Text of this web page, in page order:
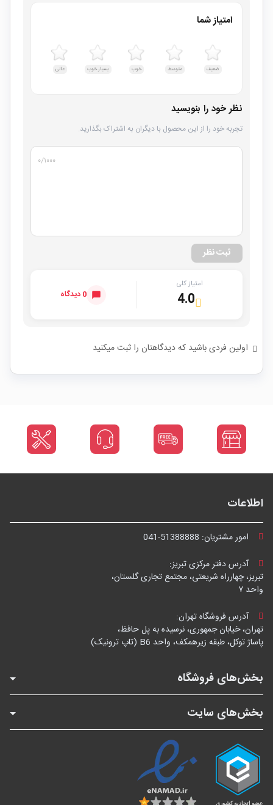
امتیاز شما
ضعیف متوسط خوب بسیار خوب عالی
نظر خود را بنویسید
تجربه خود را از این محصول با دیگران به اشتراک بگذارید.
۰/۱۰۰۰
ثبت نظر
امتیاز کلی
4.0 0 دیدگاه
اولین فردی باشید که دیدگاهتان را ثبت میکنید
اطلاعات
امور مشتریان: 041-51388888
آدرس دفتر مرکزی تبریز:
تبریز، چهارراه شریعتی، مجتمع تجاری گلستان،
واحد ۷
آدرس فروشگاه تهران:
تهران، خیابان جمهوری، نرسیده به پل حافظ،
پاساژ توکل، طبقه زیرهمکف، واحد B6 (تاپ ترونیک)
بخش‌های فروشگاه
بخش‌های سایت